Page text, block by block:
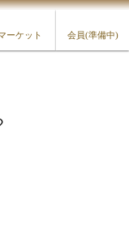
ーケット 会員(準備中)